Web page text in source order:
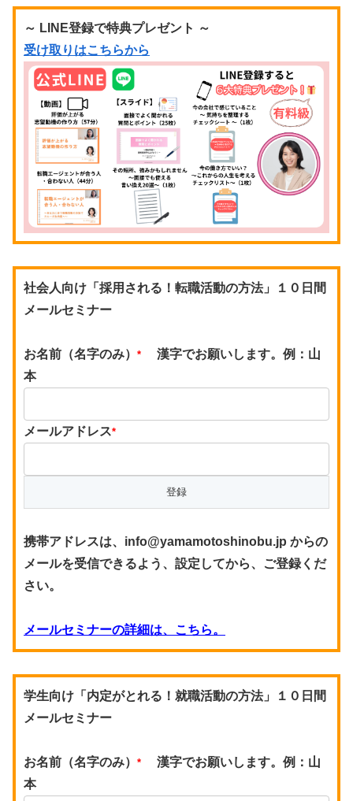
～ LINE登録で特典プレゼント ～
受け取りはこちらから
社会人向け「採用される！転職活動の方法」１０日間
メールセミナー
お名前（名字のみ） *
漢字でお願いします。例：山
本
メールアドレス*
携帯アドレスは、info@yamamotoshinobu.jp からの
メールを受信できるよう、設定してから、ご登録くだ
さい。
メールセミナーの詳細は、こちら。
学生向け「内定がとれる！就職活動の方法」１０日間
メールセミナー
お名前（名字のみ） *
漢字でお願いします。例：山
本